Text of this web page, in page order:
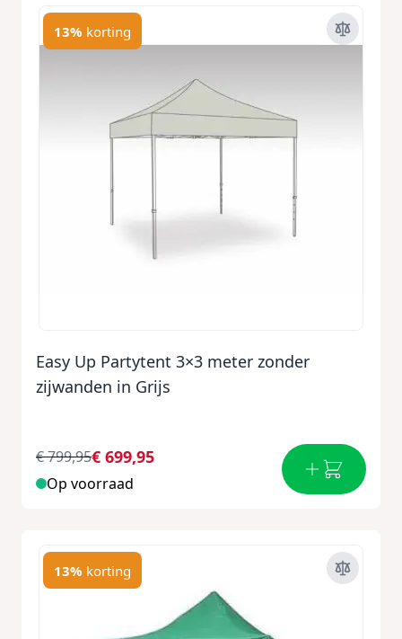
13% korting
Easy Up Partytent 3×3 meter zonder
zijwanden in Grijs
€ 699,95
€ 799,95
Op voorraad
13% korting